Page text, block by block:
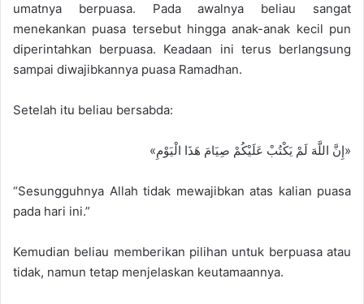
umatnya berpuasa. Pada awalnya beliau sangat
menekankan puasa tersebut hingga anak-anak kecil pun
diperintahkan berpuasa. Keadaan ini terus berlangsung
sampai diwajibkannya puasa Ramadhan.
Setelah itu beliau bersabda:
«إِنَّ اللَّهَ لَمْ يَكْتُبْ عَلَيْكُمْ صِيَامَ هَذَا الْيَوْمِ»
“Sesungguhnya Allah tidak mewajibkan atas kalian puasa
pada hari ini.”
Kemudian beliau memberikan pilihan untuk berpuasa atau
tidak, namun tetap menjelaskan keutamaannya.